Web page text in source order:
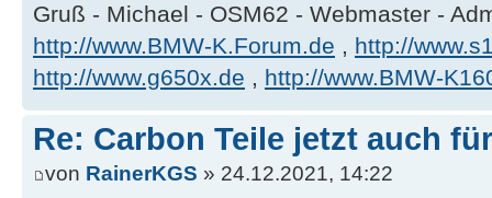
Gruß - Michael - OSM62 - Webmaster -
http://www.BMW-K.Forum.de , http://
http://www.g650x.de , http://www.BMW-
Re: Carbon Teile jetzt auch
von RainerKGS » 24.12.2021, 14:22